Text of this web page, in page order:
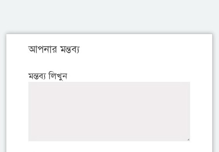
আপনার মন্তব্য
মন্তব্য লিখুন